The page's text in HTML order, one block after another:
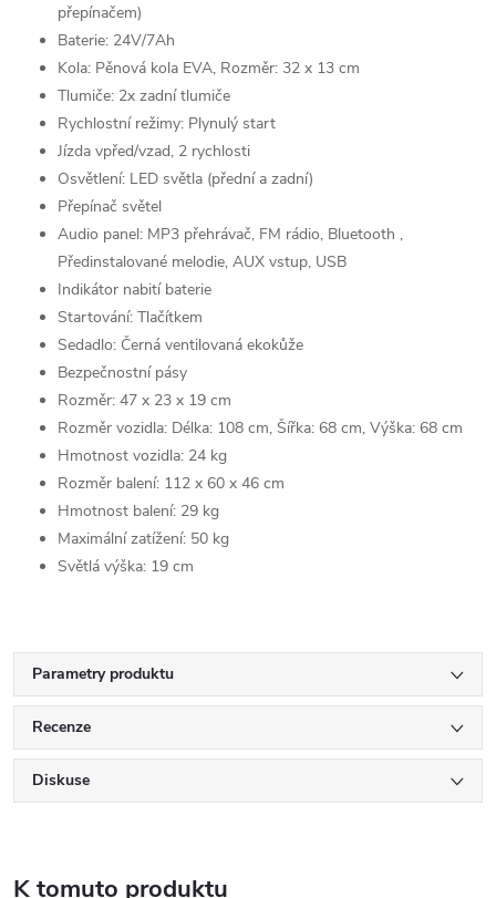
přepínačem)
Baterie: 24V/7Ah
Kola: Pěnová kola EVA, Rozměr: 32 x 13 cm
Tlumiče: 2x zadní tlumiče
Rychlostní režimy: Plynulý start
Jízda vpřed/vzad, 2 rychlosti
Osvětlení: LED světla (přední a zadní)
Přepínač světel
Audio panel: MP3 přehrávač, FM rádio, Bluetooth ,
Předinstalované melodie, AUX vstup, USB
Indikátor nabití baterie
Startování: Tlačítkem
Sedadlo: Černá ventilovaná ekokůže
Bezpečnostní pásy
Rozměr: 47 x 23 x 19 cm
Rozměr vozidla: Délka: 108 cm, Šířka: 68 cm, Výška: 68 cm
Hmotnost vozidla: 24 kg
Rozměr balení: 112 x 60 x 46 cm
Hmotnost balení: 29 kg
Maximální zatížení: 50 kg
Světlá výška: 19 cm
Parametry produktu
Recenze
Diskuse
K tomuto produktu